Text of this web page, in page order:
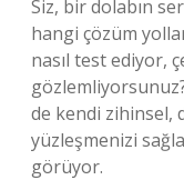
Siz, bir dolabın
hangi çözüm
nasıl test ediyor,
de kendi zihinsel,
yüzleşmenizi
görüyor.